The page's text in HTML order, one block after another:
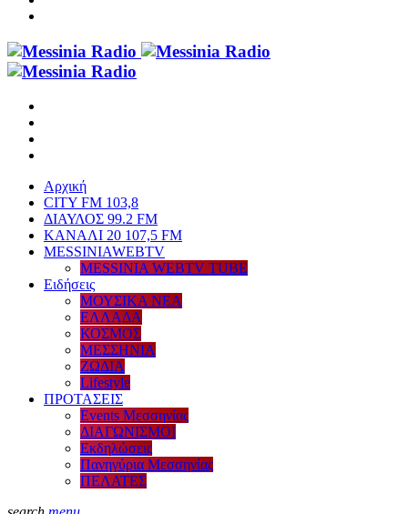
Αρχική
CITY FM 103,8
ΔΙΑΥΛΟΣ 99.2 FM
ΚΑΝΑΛΙ 20 107,5 FM
MESSINIAWEBTV
MESSINIA WEBTV TUBE
Eιδήσεις
ΜΟΥΣΙΚΑ ΝΕΑ
ΕΛΛΑΔΑ
ΚΟΣΜΟΣ
ΜΕΣΣΗΝΙΑ
ΖΩΔΙΑ
Lifestyle
ΠΡΟΤΑΣΕΙΣ
Events Μεσσηνίας
ΔΙΑΓΩΝΙΣΜΟΙ
Εκδηλώσεις
Πανηγύρια Μεσσηνίας
ΠΕΛΑΤΕΣ